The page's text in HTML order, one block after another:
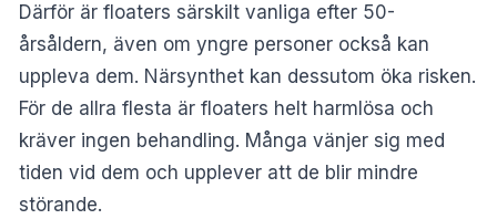
Därför är floaters särskilt vanliga efter 50-
årsåldern, även om yngre personer också kan
uppleva dem. Närsynthet kan dessutom öka risken.
För de allra flesta är floaters helt harmlösa och
kräver ingen behandling. Många vänjer sig med
tiden vid dem och upplever att de blir mindre
störande.